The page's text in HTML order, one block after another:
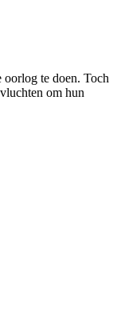
oorlog te doen. Toch
om hun